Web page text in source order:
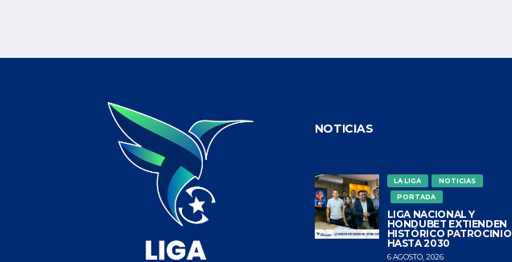
NOTICIAS
LA LIGA
NOTICIAS
PORTADA
LIGA NACIONAL Y
HONDUBET EXTIENDEN
HISTÓRICO PATROCINIO
HASTA 2030
6 AGOSTO, 2026